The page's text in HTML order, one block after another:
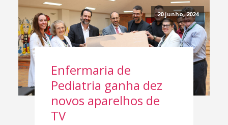
20 junho, 2024
Enfermaria de
Pediatria ganha dez
novos aparelhos de
TV